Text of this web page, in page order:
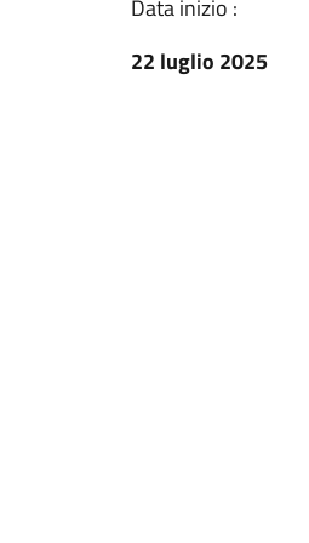
Data inizio :
22 luglio 2025